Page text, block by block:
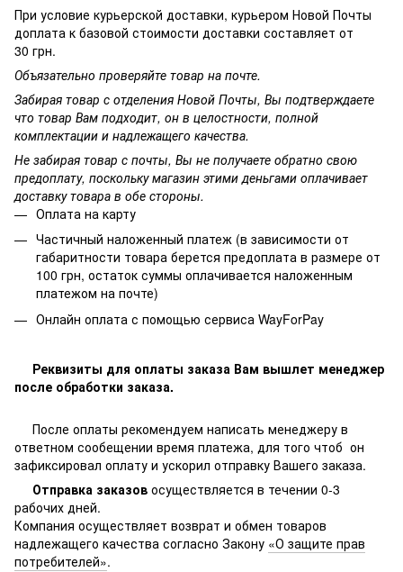
При условие курьерской доставки, курьером Новой Почты
доплата к базовой стоимости доставки составляет от
30 грн.
Объязательно проверяйте товар на почте.
Забирая товар с отделения Новой Почты, Вы подтверждаете
что товар Вам подходит, он в целостности, полной
комплектации и надлежащего качества.
Не забирая товар с почты, Вы не получаете обратно свою
предоплату, поскольку магазин этими деньгами оплачивает
доставку товара в обе стороны.
Оплата на карту
Частичный наложенный платеж (в зависимости от
габаритности товара берется предоплата в размере от
100 грн, остаток суммы оплачивается наложенным
платежом на почте)
Онлайн оплата с помощью сервиса WayForPay
Реквизиты для оплаты заказа Вам вышлет менеджер
после обработки заказа.
После оплаты рекомендуем написать менеджеру в
ответном сообещении время платежа, для того чтоб он
зафиксировал оплату и ускорил отправку Вашего заказа.
Отправка заказов осуществляется в течении 0-3
рабочих дней.
Компания осуществляет возврат и обмен товаров
надлежащего качества согласно Закону «О защите прав
потребителей».